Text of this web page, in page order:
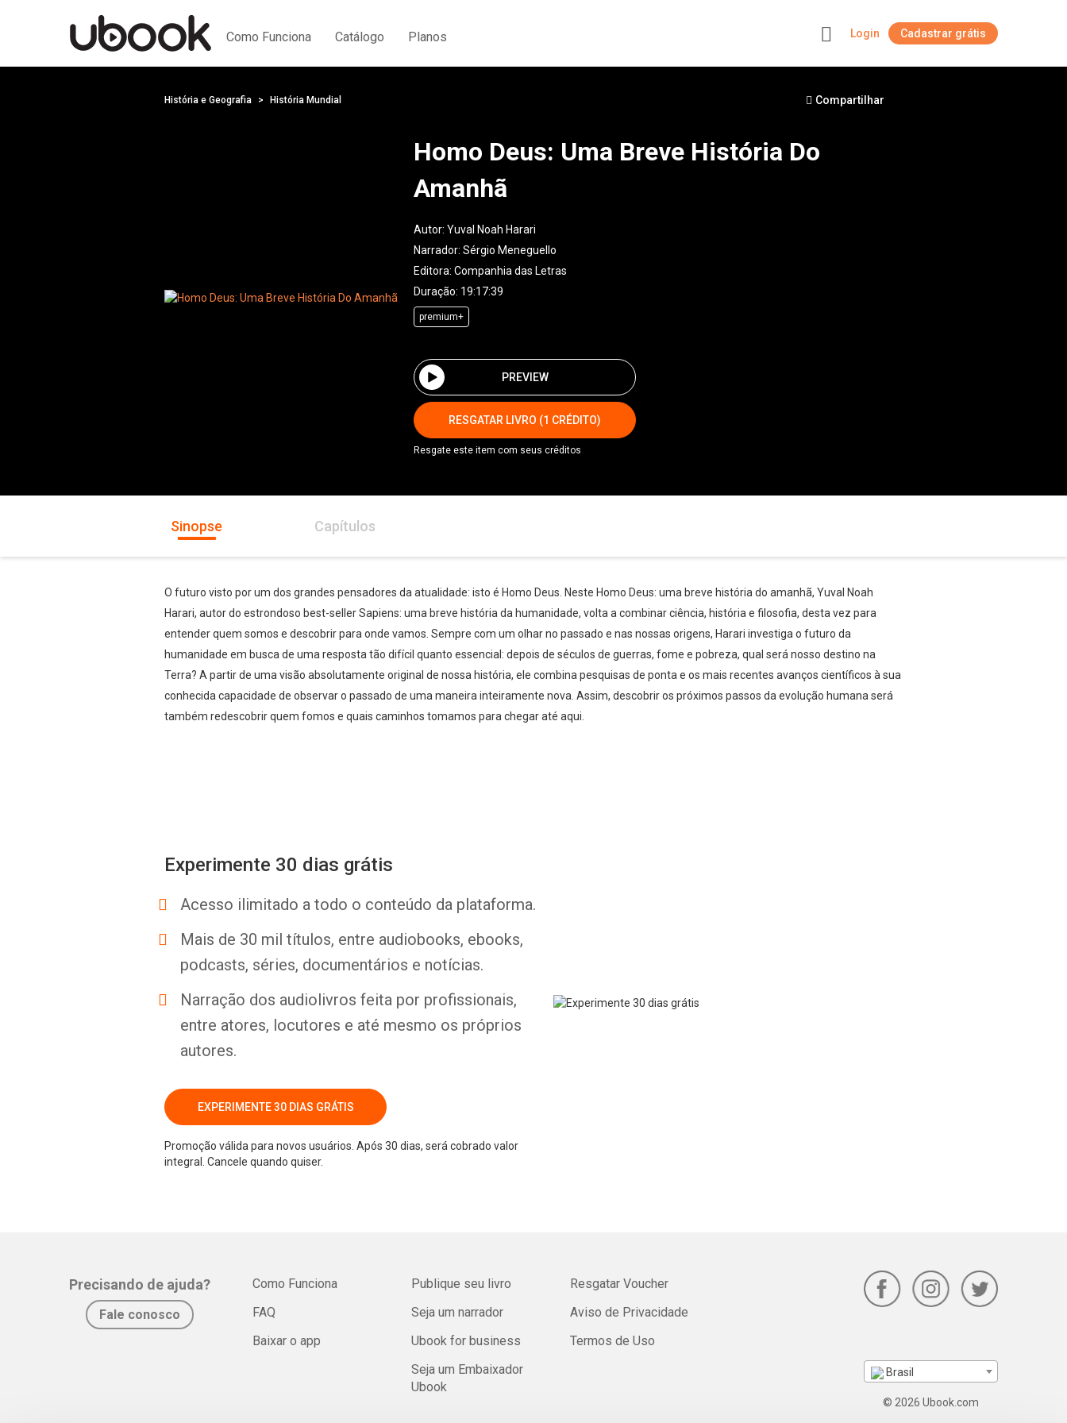
Como Funciona Catálogo Planos Login Cadastrar grátis
História e Geografia História Mundial Compartilhar
Homo Deus: Uma Breve História Do
Amanhã
Autor: Yuval Noah Harari
Narrador: Sérgio Meneguello
Editora: Companhia das Letras
Duração: 19:17:39
premium+
PREVIEW
RESGATAR LIVRO (1 CRÉDITO)
Resgate este item com seus créditos
Sinopse Capítulos
O futuro visto por um dos grandes pensadores da atualidade: isto é Homo Deus. Neste Homo Deus: uma breve história do amanhã, Yuval Noah
Harari, autor do estrondoso best-seller Sapiens: uma breve história da humanidade, volta a combinar ciência, história e filosofia, desta vez para
entender quem somos e descobrir para onde vamos. Sempre com um olhar no passado e nas nossas origens, Harari investiga o futuro da
humanidade em busca de uma resposta tão difícil quanto essencial: depois de séculos de guerras, fome e pobreza, qual será nosso destino na
Terra? A partir de uma visão absolutamente original de nossa história, ele combina pesquisas de ponta e os mais recentes avanços científicos à sua
conhecida capacidade de observar o passado de uma maneira inteiramente nova. Assim, descobrir os próximos passos da evolução humana será
também redescobrir quem fomos e quais caminhos tomamos para chegar até aqui.
Experimente 30 dias grátis
Acesso ilimitado a todo o conteúdo da plataforma.
Mais de 30 mil títulos, entre audiobooks, ebooks,
podcasts, séries, documentários e notícias.
Narração dos audiolivros feita por profissionais,
entre atores, locutores e até mesmo os próprios
autores.
EXPERIMENTE 30 DIAS GRÁTIS
Promoção válida para novos usuários. Após 30 dias, será cobrado valor
integral. Cancele quando quiser.
Precisando de ajuda?
Fale conosco
Como Funciona
FAQ
Baixar o app
Publique seu livro
Seja um narrador
Ubook for business
Seja um Embaixador
Ubook
Resgatar Voucher
Aviso de Privacidade
Termos de Uso
Brasil
© 2026 Ubook.com